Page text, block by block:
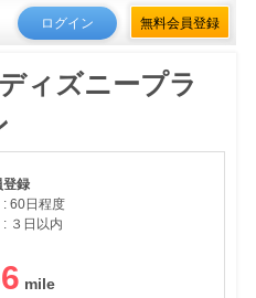
ログイン 無料会員登録
ィズニープラ
登録
: 60日程度
: ３日以内